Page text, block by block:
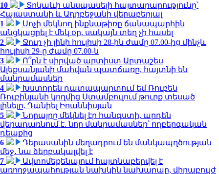
10
Տոկաևի անսպասելի հայտարարությունը՝
Հայաստանի և Ադրբեջանի վերաբերյալ
1
Սոչի մեկնող ինքնաթիռը ճանապարհին
անցկացրել է մեկ օր, սակայն տեղ չի հասել
2
Ջուր չի լինի հուլիսի 28-ին ժամը 07.00-ից մինչև
հուլիսի 29-ը ժամը 07.00-ն
3
Ո՞րն է սիրված արտիստ Արտաշես
Ալեքսանյանի մահվան պատճառը. հայտնի են
մանրամասներ
4
Խստորեն դատապարտում եմ Ռուբեն
Ռուբինյանի կողմից Ստամբուլում թուրք տեսած
լինելը. Դանիել Իոաննիսյան
5
Նորայրը մեկնել էր հանգստի, արդեն
վերադառնում է. նոր մանրամասներ՝ ողբերգական
դեպքից
6
Դերասանին մեղադրում են մանկապղծության
մեջ․ նա ձերբակալվել է
7
Ավտոմեքենայում հայտնաբերվել է
առողջապահության նախկին նախարար, վիրաբույժ